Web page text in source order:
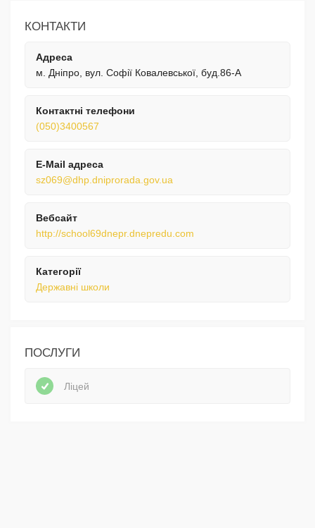
КОНТАКТИ
Адреса
м. Дніпро, вул. Софії Ковалевської, буд.86-А
Контактні телефони
(050)3400567
E-Mail адреса
sz069@dhp.dniprorada.gov.ua
Вебсайт
http://school69dnepr.dnepredu.com
Категорії
Державні школи
ПОСЛУГИ
Ліцей